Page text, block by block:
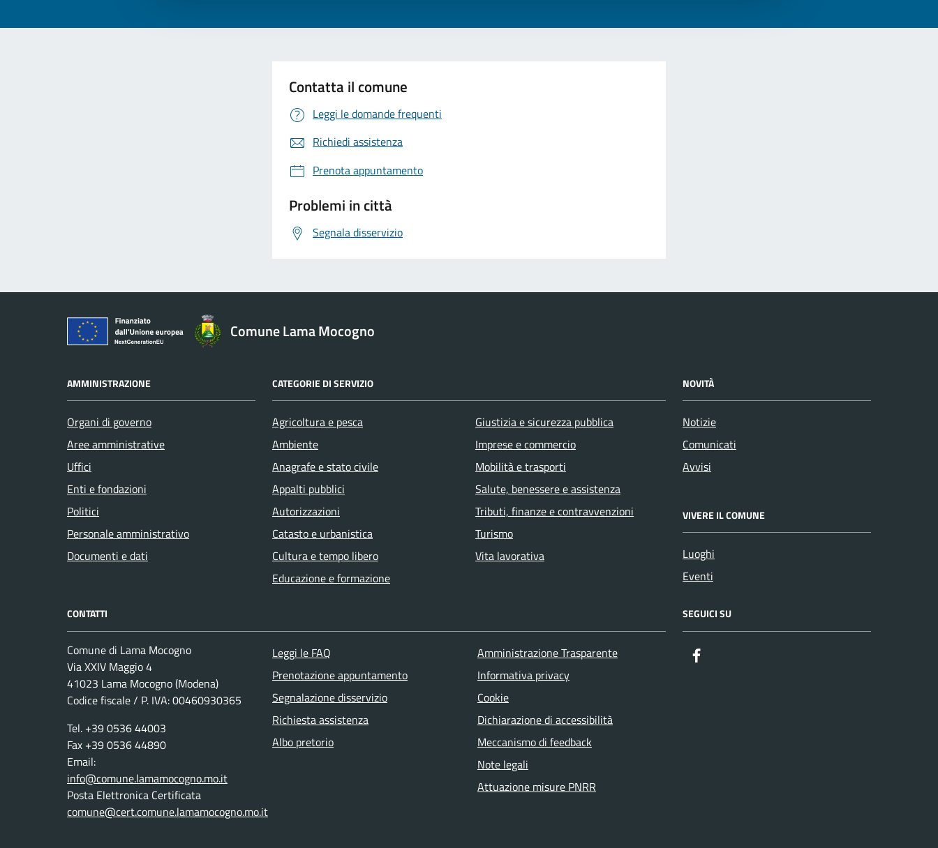
Contatta il comune
Leggi le domande frequenti
Richiedi assistenza
Prenota appuntamento
Problemi in città
Segnala disservizio
Comune Lama Mocogno
AMMINISTRAZIONE
Organi di governo
Aree amministrative
Uffici
Enti e fondazioni
Politici
Personale amministrativo
Documenti e dati
CATEGORIE DI SERVIZIO
Agricoltura e pesca
Ambiente
Anagrafe e stato civile
Appalti pubblici
Autorizzazioni
Catasto e urbanistica
Cultura e tempo libero
Educazione e formazione
Giustizia e sicurezza pubblica
Imprese e commercio
Mobilità e trasporti
Salute, benessere e assistenza
Tributi, finanze e contravvenzioni
Turismo
Vita lavorativa
NOVITÀ
Notizie
Comunicati
Avvisi
VIVERE IL COMUNE
Luoghi
Eventi
CONTATTI
Comune di Lama Mocogno
Via XXIV Maggio 4
41023 Lama Mocogno (Modena)
Codice fiscale / P. IVA: 00460930365
Tel. +39 0536 44003
Fax +39 0536 44890
Email:
info@comune.lamamocogno.mo.it
Posta Elettronica Certificata
comune@cert.comune.lamamocogno.mo.it
Leggi le FAQ
Prenotazione appuntamento
Segnalazione disservizio
Richiesta assistenza
Albo pretorio
Amministrazione Trasparente
Informativa privacy
Cookie
Dichiarazione di accessibilità
Meccanismo di feedback
Note legali
Attuazione misure PNRR
SEGUICI SU